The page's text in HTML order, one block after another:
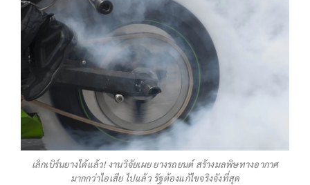
เลิกเบิร์นยางได้แล้ว! งานวิจัยเผย ยางรถยนต์ สร้างมลพิษทางอากาศ
มากกว่าไอเสีย ไปแล้ว รัฐต้องแก้ไขจริงจังที่สุด